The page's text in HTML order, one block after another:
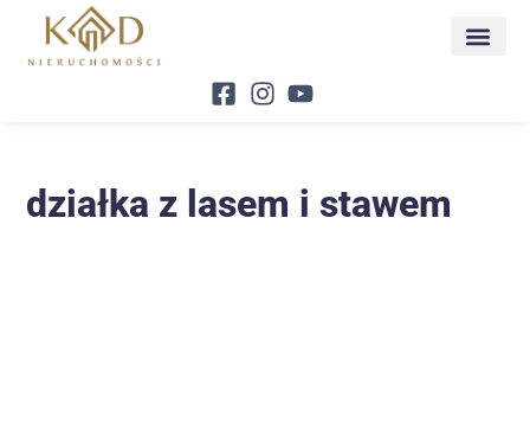
działka z lasem i stawem